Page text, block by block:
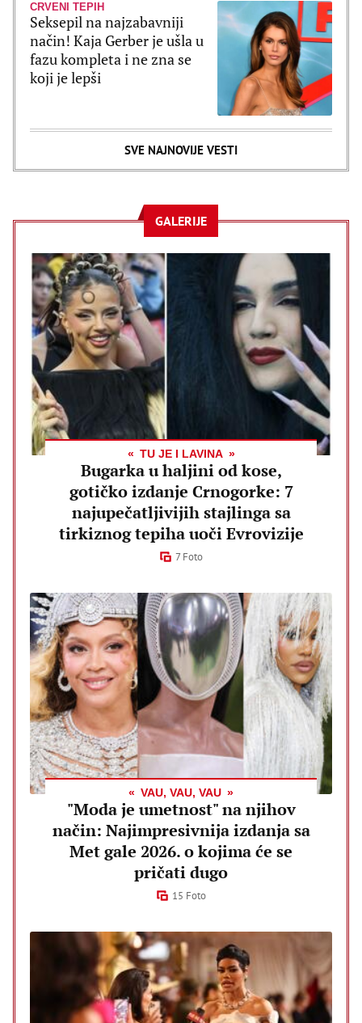
CRVENI TEPIH
Seksepil na najzabavniji
način! Kaja Gerber je ušla u
fazu kompleta i ne zna se
koji je lepši
SVE NAJNOVIJE VESTI
GALERIJE
TU JE I LAVINA
Bugarka u haljini od kose,
gotičko izdanje Crnogorke: 7
najupečatljivijih stajlinga sa
tirkiznog tepiha uoči Evrovizije
7 Foto
VAU, VAU, VAU
"Moda je umetnost" na njihov
način: Najimpresivnija izdanja sa
Met gale 2026. o kojima će se
pričati dugo
15 Foto